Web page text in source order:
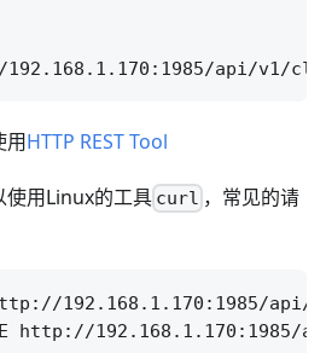
用HTTP REST Tool
使用Linux的工具 curl ，常见的请
192.168.1.170:1985/api/